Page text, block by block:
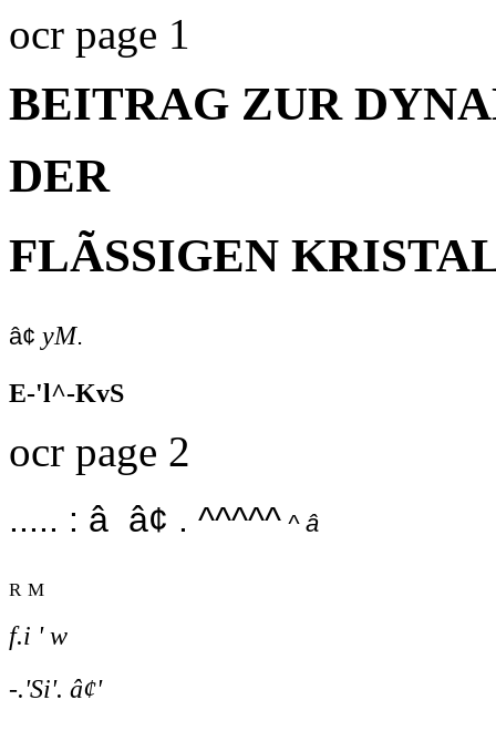
ocr page 1
BEITRAG ZUR
DER
FLÃSSIGEN
â¢ yM.
E-'l^-KvS
ocr page 2
..... : â â¢ . ^^^^^ ^ â
r m
f.i ' w
-.'Si'. â¢'